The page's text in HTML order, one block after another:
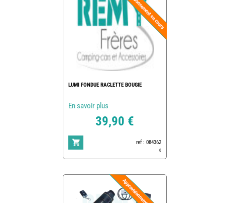
LUMI FONDUE RACLETTE BOUGIE
En savoir plus
39,90 €
ref : 084362
0